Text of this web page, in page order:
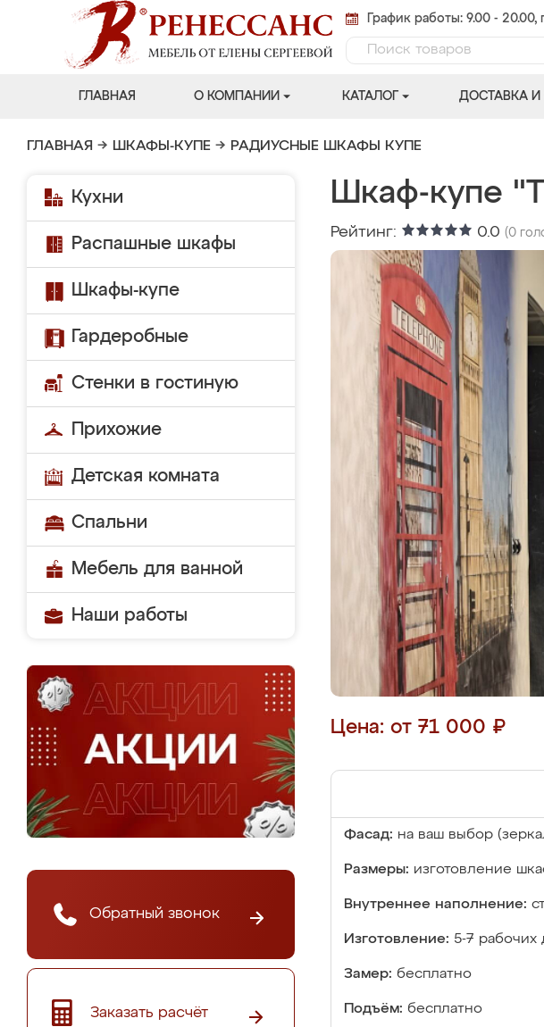
График работы: 9.00 - 20.00,
ГЛАВНАЯ О КОМПАНИИ КАТАЛОГ ДОСТАВКА И
ГЛАВНАЯ → ШКАФЫ-КУПЕ → РАДИУСНЫЕ ШКАФЫ КУПЕ
Кухни
Распашные шкафы
Шкафы-купе
Гардеробные
Стенки в гостиную
Прихожие
Детская комната
Спальни
Мебель для ванной
Наши работы
Обратный звонок
Заказать расчёт
Шкаф-купе
Рейтинг: 0.0 (0
Цена: от 71 000 ₽
Фасад: на ваш выбор
Размеры: изготовление
Внутреннее наполнение:
Изготовление: 5-7 рабочих
Замер: бесплатно
Подъём: бесплатно